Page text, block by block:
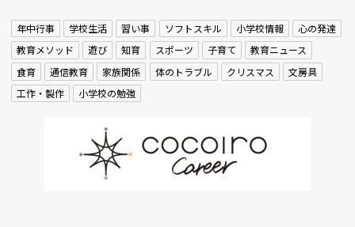
年中行事 学校生活 習い事 ソフトスキル 小学校情報
心の発達
教育メソッド
遊び 知育 スポーツ 子育て
教育ニュース
食育
通信教育 家族関係 体のトラブル クリスマス
文房具
工作・製作
小学校の勉強